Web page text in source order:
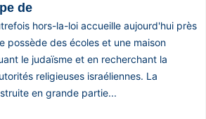
de
hors-la-loi accueille aujourd'hui près
possède des écoles et une maison
le judaïsme et en recherchant la
religieuses israéliennes. La
en grande partie...